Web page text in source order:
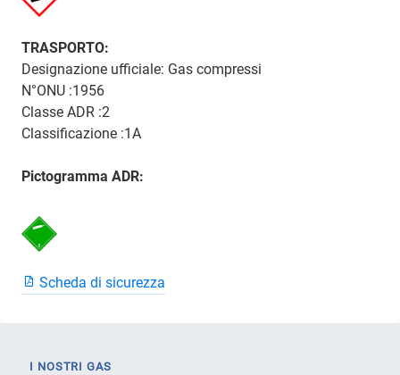
TRASPORTO:
Designazione ufficiale: Gas compressi
N°ONU :1956
Classe ADR :2
Classificazione :1A
Pictogramma ADR:
Scheda di sicurezza
I NOSTRI GAS